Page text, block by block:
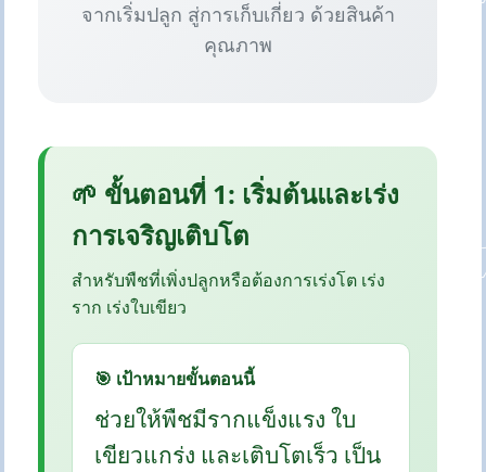
จากเริ่มปลูก สู่การเก็บเกี่ยว ด้วยสินค้า
คุณภาพ
🌱 ขั้นตอนที่ 1: เริ่มต้นและเร่ง
การเจริญเติบโต
สำหรับพืชที่เพิ่งปลูกหรือต้องการเร่งโต เร่ง
ราก เร่งใบเขียว
🎯 เป้าหมายขั้นตอนนี้
ช่วยให้พืชมีรากแข็งแรง ใบ
เขียวแกร่ง และเติบโตเร็ว เป็น